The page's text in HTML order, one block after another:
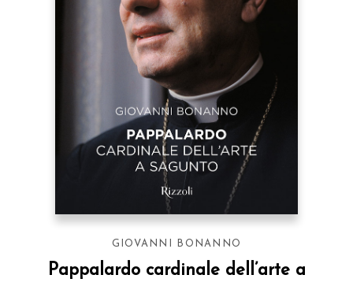
GIOVANNI BONANNO
Pappalardo cardinale dell’arte a